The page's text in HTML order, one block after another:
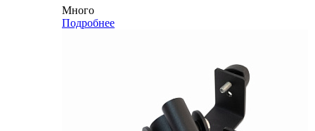
Много
Подробнее